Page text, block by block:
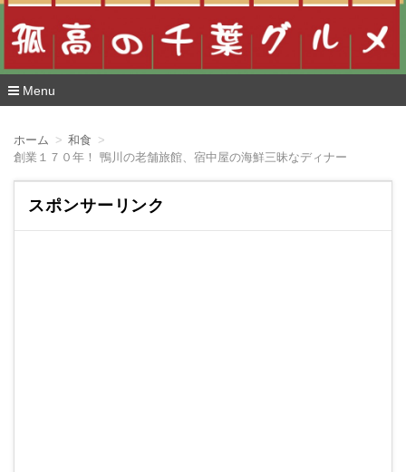
Menu
ホーム
和食
創業１７０年！ 鴨川の老舗旅館、宿中屋の海鮮三昧なディナー
スポンサーリンク